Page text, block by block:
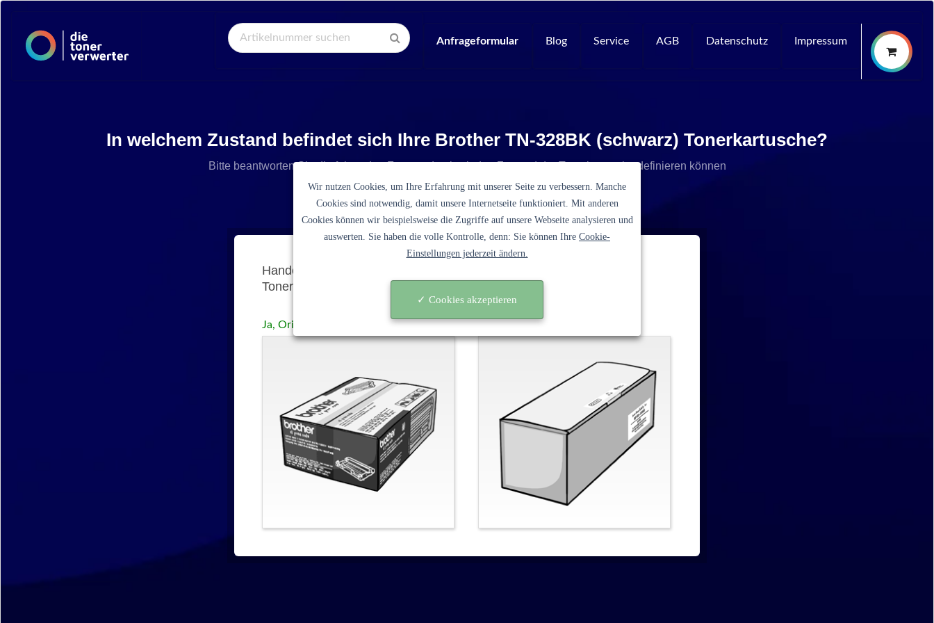
Global Search
Anfrageformular
Blog Service AGB Datenschutz Impressum
In welchem Zustand befindet sich Ihre Brother TN-328BK (schwarz) Tonerkartusche?
Bitte beantworten Sie die folgenden Fragen, damit wir den Zustand der Tonerkartusche definieren können
Handelt es sich bei der TN-328BK (schwarz) um eine originale
Tonerkartusche des Druckerherstellers Brother?
Ja, Original-Brother Nein
Wir nutzen Cookies, um Ihre Erfahrung mit unserer Seite zu verbessern. Manche
Cookies sind notwendig, damit unsere Internetseite funktioniert. Mit anderen
Cookies können wir beispielsweise die Zugriffe auf unsere Webseite analysieren und
auswerten. Sie haben die volle Kontrolle, denn: Sie können Ihre Cookie-
Einstellungen jederzeit ändern.
✓ Cookies akzeptieren